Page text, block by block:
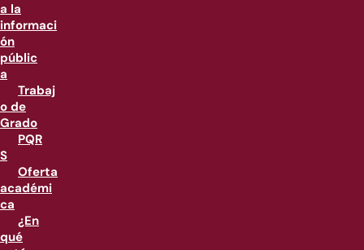
a la
informaci
ón
públic
a
Trabaj
o de
Grado
PQR
S
Oferta
académi
ca
¿En
qué